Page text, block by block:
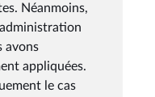
Néanmoins,
avons
appliquées.
le cas